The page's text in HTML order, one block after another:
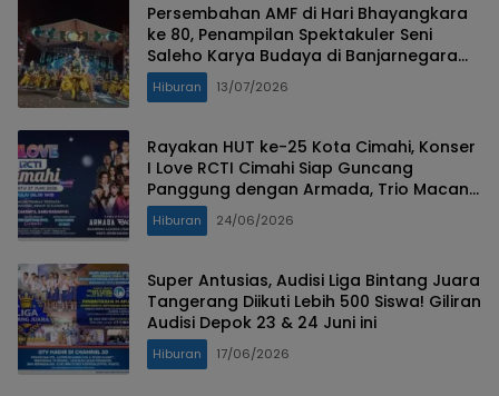
Persembahan AMF di Hari Bhayangkara
ke 80, Penampilan Spektakuler Seni
Saleho Karya Budaya di Banjarnegara
Sukses
Hiburan 13/07/2026
Rayakan HUT ke-25 Kota Cimahi, Konser
I Love RCTI Cimahi Siap Guncang
Panggung dengan Armada, Trio Macan
hingga Shabrina Leanor!
Hiburan 24/06/2026
Super Antusias, Audisi Liga Bintang Juara
Tangerang Diikuti Lebih 500 Siswa! Giliran
Audisi Depok 23 & 24 Juni ini
Hiburan 17/06/2026